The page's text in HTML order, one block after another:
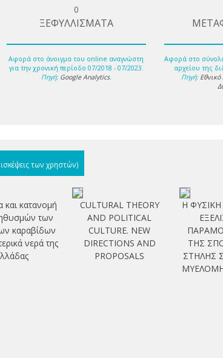
0
ΞΕΦΥΛΛΙΣΜΑΤΑ
Αφορά στο άνοιγμα του online αναγνώστη
για την χρονική περίοδο 07/2018 - 07/2023.
Πηγή: Google Analytics.
Αφορά στο
αρχείου της
Πηγή: Εθνικό
των χρηστών)
και κατανομή
των
καραβίδων
νερά της
CULTURAL THEORY
AND POLITICAL
CULTURE. NEW
DIRECTIONS AND
PROPOSALS
Η ΦΥΣΙΚΗ
ΤΗΣ
ΣΤΗΛΗΣ